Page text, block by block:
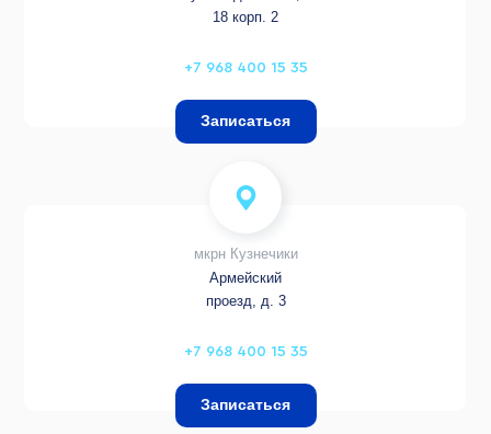
Записаться
18 корп. 2
+7 968 400 15 35
Записаться
мкрн Кузнечики
Армейский
проезд, д. 3
+7 968 400 15 35